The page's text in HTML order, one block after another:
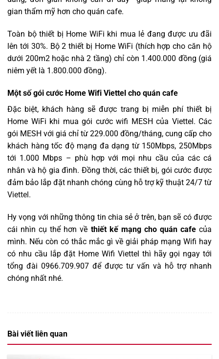
gian thẩm mỹ hơn cho quán cafe.
Toàn bộ thiết bị Home WiFi khi mua lẻ đang được ưu đãi
lên tới 30%. Bộ 2 thiết bị Home WiFi (thích hợp cho căn hộ
dưới 200m2 hoặc nhà 2 tầng) chỉ còn 1.400.000 đồng (giá
niêm yết là 1.800.000 đồng).
Một số gói cước Home Wifi Viettel cho quán cafe
Đặc biệt, khách hàng sẽ được trang bị miễn phí thiết bị
Home WiFi khi mua gói cước wifi MESH của Viettel. Các
gói MESH với giá chỉ từ 229.000 đồng/tháng, cung cấp cho
khách hàng tốc độ mạng đa dạng từ 150Mbps, 250Mbps
tới 1.000 Mbps – phù hợp với mọi nhu cầu của các cá
nhân và hộ gia đình. Đồng thời, các thiết bị, gói cước được
đảm bảo lắp đặt nhanh chóng cùng hỗ trợ kỹ thuật 24/7 từ
Viettel.
Hy vọng với những thông tin chia sẻ ở trên, bạn sẽ có được
cái nhìn cụ thể hơn về thiết kế mạng cho quán cafecủa
mình. Nếu còn có thắc mắc gì về giải pháp mạng Wifi hay
có nhu cầu lắp đặt Home Wifi Viettel thì hãy gọi ngay tới
tổng đài 0966.709.907 để được tư vấn và hỗ trợ nhanh
chóng nhất nhé.
Bài viết liên quan